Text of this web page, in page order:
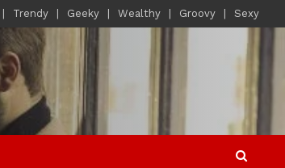
Trendy Geeky Wealthy Groovy Sexy